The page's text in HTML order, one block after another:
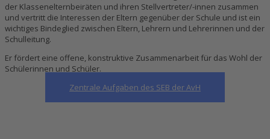
der Klassenelternbeiräten und ihren Stellvertreter/-innen zusammen
und vertritt die Interessen der Eltern gegenüber der Schule und ist ein
wichtiges Bindeglied zwischen Eltern, Lehrern und Lehrerinnen und der
Schulleitung.
Er fördert eine offene, konstruktive Zusammenarbeit für das Wohl der
Schülerinnen und Schüler.
Zentrale Aufgaben des SEB der AvH